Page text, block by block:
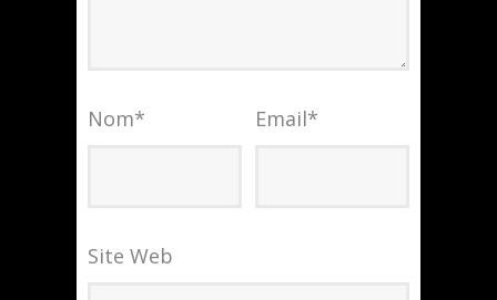
Nom* Email*
Site Web